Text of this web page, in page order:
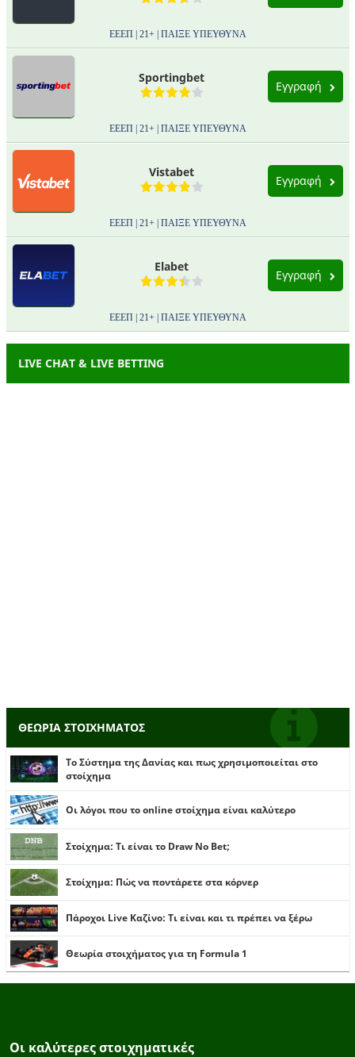
ΕΕΕΠ | 21+ | ΠΑΙΞΕ ΥΠΕΥΘΥΝΑ
Sportingbet
Εγγραφή
ΕΕΕΠ | 21+ | ΠΑΙΞΕ ΥΠΕΥΘΥΝΑ
Vistabet
Εγγραφή
ΕΕΕΠ | 21+ | ΠΑΙΞΕ ΥΠΕΥΘΥΝΑ
Elabet
Εγγραφή
ΕΕΕΠ | 21+ | ΠΑΙΞΕ ΥΠΕΥΘΥΝΑ
LIVE CHAT & LIVE BETTING
ΘΕΩΡΙΑ ΣΤΟΙΧΗΜΑΤΟΣ
Το Σύστημα της Δανίας και πως χρησιμοποιείται στο
στοίχημα
Οι λόγοι που το online στοίχημα είναι καλύτερο
Στοίχημα: Τι είναι το Draw No Bet;
Στοίχημα: Πώς να ποντάρετε στα κόρνερ
Πάροχοι Live Καζίνο: Τι είναι και τι πρέπει να ξέρω
Θεωρία στοιχήματος για τη Formula 1
Οι καλύτερες στοιχηματικές